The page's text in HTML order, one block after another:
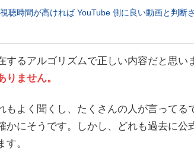
聴時間が高ければ YouTube 側に良い動画と判断
するアルゴリズムで正しい内容だと思い
りません。
もよく聞くし、たくさんの人が言ってる
かにそうです。しかし、どれも過去に公
。